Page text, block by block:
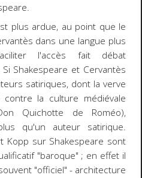
plus ardue, au point que le
dans une langue plus
l'accès fait débat
Shakespeare et Cervantès
satiriques, dont la verve
contre la culture médiévale
Quichotte de Roméo),
qu'un auteur satirique.
Kopp sur Shakespeare sont
"baroque" ; en effet il
"officiel" - architecture